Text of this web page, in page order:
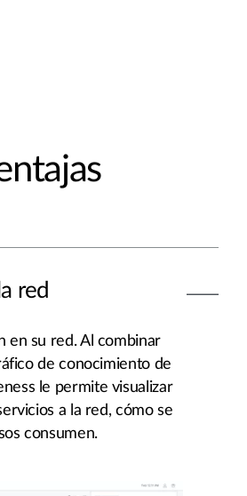
red
en su red. Al combinar
de conocimiento de
le permite visualizar
a la red, cómo se
consumen.